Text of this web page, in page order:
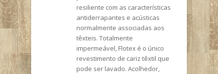
resiliente com as características
antiderrapantes e acústicas
normalmente associadas aos
têxteis. Totalmente
impermeável, Flotex é o único
revestimento de cariz têxtil que
pode ser lavado. Acolhedor,